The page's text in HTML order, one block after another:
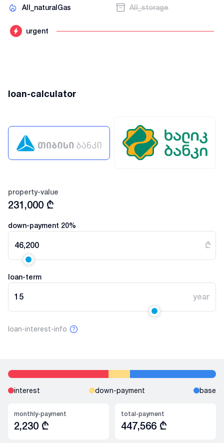
AII_naturalGas AII_storage
urgent
loan-calculator
property-value
231,000 ₾
down-payment 20%
46,200 ₾
loan-term
15 year
loan-interest-info
interest down-payment base
monthly-payment
2,230 ₾
total-payment
447,566 ₾